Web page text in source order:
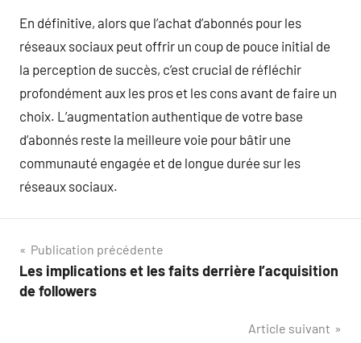
En définitive, alors que l’achat d’abonnés pour les
réseaux sociaux peut offrir un coup de pouce initial de
la perception de succès, c’est crucial de réfléchir
profondément aux les pros et les cons avant de faire un
choix. L’augmentation authentique de votre base
d’abonnés reste la meilleure voie pour bâtir une
communauté engagée et de longue durée sur les
réseaux sociaux.
Navigation
de
Publication précédente
Les implications et les faits derrière l’acquisition
de followers
Article suivant